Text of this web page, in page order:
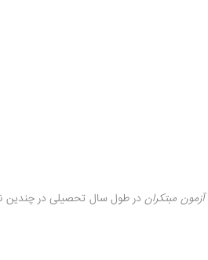
آزمون مبتکراندر طول سال تحصیلی در چندین